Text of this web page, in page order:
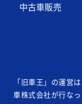
中古車販売
「旧車王」の運営
車株式会社が行な